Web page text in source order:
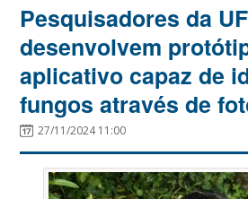
Pesquisadores da
desenvolvem
aplicativo capaz de
fungos através de
27/11/2024 11:00